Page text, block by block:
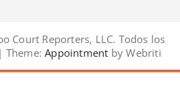
Court Reporters, LLC. Todos los
Theme: Appointment by Webriti